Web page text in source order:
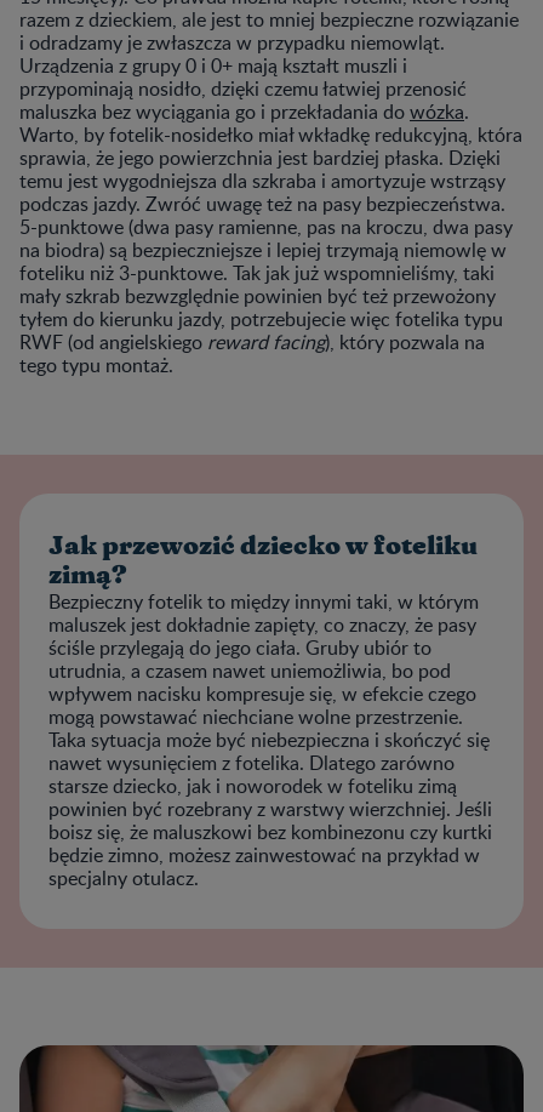
razem z dzieckiem, ale jest to mniej bezpieczne rozwiązanie
i odradzamy je zwłaszcza w przypadku niemowląt.
Urządzenia z grupy 0 i 0+ mają kształt muszli i
przypominają nosidło, dzięki czemu łatwiej przenosić
maluszka bez wyciągania go i przekładania dowózka.
Warto, by fotelik-nosidełko miał wkładkę redukcyjną, która
sprawia, że jego powierzchnia jest bardziej płaska. Dzięki
temu jest wygodniejsza dla szkraba i amortyzuje wstrząsy
podczas jazdy. Zwróć uwagę też na pasy bezpieczeństwa.
5-punktowe (dwa pasy ramienne, pas na kroczu, dwa pasy
na biodra) są bezpieczniejsze i lepiej trzymają niemowlę w
foteliku niż 3-punktowe. Tak jak już wspomnieliśmy, taki
mały szkrab bezwzględnie powinien być też przewożony
tyłem do kierunku jazdy, potrzebujecie więc fotelika typu
RWF (od angielskiego reward facing), który pozwala na
tego typu montaż.
Jak przewozić dziecko w foteliku
zimą?
Bezpieczny fotelik to między innymi taki, w którym
maluszek jest dokładnie zapięty, co znaczy, że pasy
ściśle przylegają do jego ciała. Gruby ubiór to
utrudnia, a czasem nawet uniemożliwia, bo pod
wpływem nacisku kompresuje się, w efekcie czego
mogą powstawać niechciane wolne przestrzenie.
Taka sytuacja może być niebezpieczna i skończyć się
nawet wysunięciem z fotelika. Dlatego zarówno
starsze dziecko, jak i noworodek w foteliku zimą
powinien być rozebrany z warstwy wierzchniej. Jeśli
boisz się, że maluszkowi bez kombinezonu czy kurtki
będzie zimno, możesz zainwestować na przykład w
specjalny otulacz.